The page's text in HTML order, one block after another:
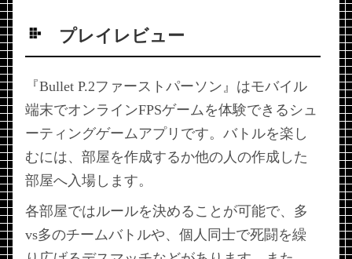
プレイレビュー
『Bullet P.2ファーストパーソン』はモバイル
端末でオンラインFPSゲームを体験できるシュ
ーティングゲームアプリです。バトルを楽し
むには、部屋を作成するか他の人の作成した
部屋へ入場します。
各部屋ではルールを決めることが可能で、多
vs多のチームバトルや、個人同士で死闘を繰